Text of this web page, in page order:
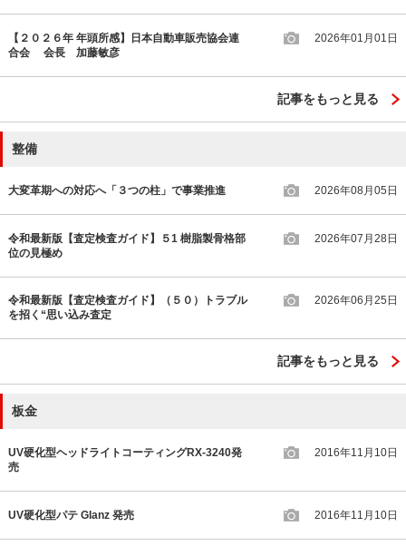
【２０２６年 年頭所感】日本自動車販売協会連
合会 会長 加藤敏彦
2026年01月01日
記事をもっと見る
整備
大変革期への対応へ「３つの柱」で事業推進 2026年08月05日
令和最新版【査定検査ガイド】５1 樹脂製骨格部
位の見極め
2026年07月28日
令和最新版【査定検査ガイド】（５０）トラブル
を招く“思い込み査定
2026年06月25日
記事をもっと見る
板金
UV硬化型ヘッドライトコーティングRX-3240発
売
2016年11月10日
UV硬化型パテ Glanz 発売 2016年11月10日